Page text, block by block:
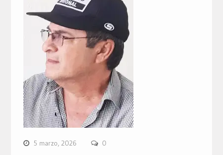
5 marzo, 2026 0